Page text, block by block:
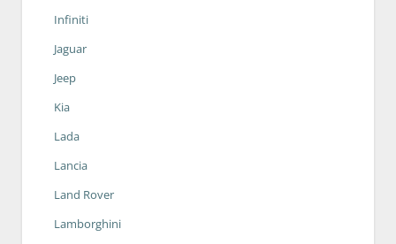
Infiniti
Jaguar
Jeep
Kia
Lada
Lancia
Land Rover
Lamborghini